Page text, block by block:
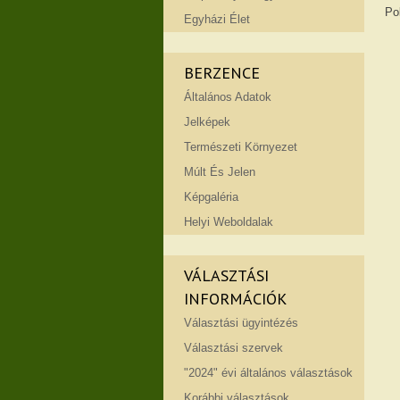
Egyházi Élet
BERZENCE
Általános Adatok
Jelképek
Természeti Környezet
Múlt És Jelen
Képgaléria
Helyi Weboldalak
VÁLASZTÁSI
INFORMÁCIÓK
Választási ügyintézés
Választási szervek
"2024" évi általános választások